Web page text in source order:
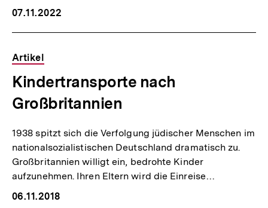
07.11.2022
Artikel
Kindertransporte nach
Großbritannien
1938 spitzt sich die Verfolgung jüdischer Menschen im
nationalsozialistischen Deutschland dramatisch zu.
Großbritannien willigt ein, bedrohte Kinder
aufzunehmen. Ihren Eltern wird die Einreise…
06.11.2018